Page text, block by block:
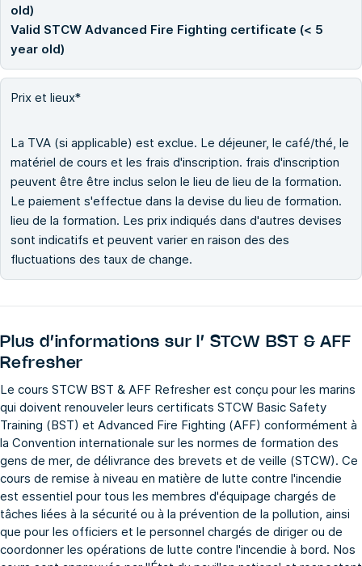
old)
Valid STCW Advanced Fire Fighting certificate (< 5
year old)
Prix et lieux*
La TVA (si applicable) est exclue. Le déjeuner, le café/thé, le
matériel de cours et les frais d'inscription. frais d'inscription
peuvent être être inclus selon le lieu de lieu de la formation.
Le paiement s'effectue dans la devise du lieu de formation.
lieu de la formation. Les prix indiqués dans d'autres devises
sont indicatifs et peuvent varier en raison des des
fluctuations des taux de change.
Plus d’informations sur l’ STCW BST & AFF
Refresher
Le cours STCW BST & AFF Refresher est conçu pour les marins
qui doivent renouveler leurs certificats STCW Basic Safety
Training (BST) et Advanced Fire Fighting (AFF) conformément à
la Convention internationale sur les normes de formation des
gens de mer, de délivrance des brevets et de veille (STCW). Ce
cours de remise à niveau en matière de lutte contre l'incendie
est essentiel pour tous les membres d'équipage chargés de
tâches liées à la sécurité ou à la prévention de la pollution, ainsi
que pour les officiers et le personnel chargés de diriger ou de
coordonner les opérations de lutte contre l'incendie à bord. Nos